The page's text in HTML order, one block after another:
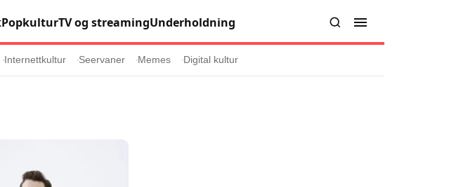
PopkulturTV og streamingUnderholdning
Internettkultur Seervaner Memes Digital kultur